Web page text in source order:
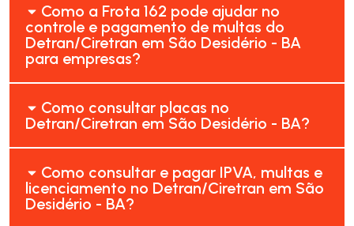
Como a Frota 162 pode ajudar no
controle e pagamento de multas do
Detran/Ciretran em São Desidério - BA
para empresas?
Como consultar placas no
Detran/Ciretran em São Desidério - BA?
Como consultar e pagar IPVA, multas e
licenciamento no Detran/Ciretran em São
Desidério - BA?